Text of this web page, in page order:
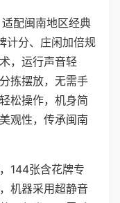
适配闽南地区经典
计分、庄闲加倍规
，运行声音轻
拣摆放，无需手
松操作，机身简
观性，传承闽南
144张含花牌专
机器采用超静音